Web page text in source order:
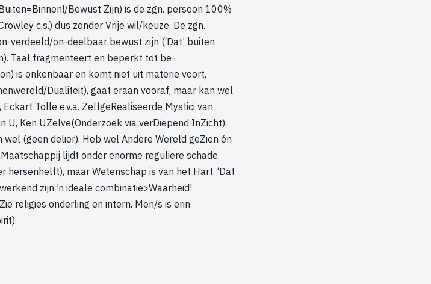
Bewust Zijn) is de zgn. persoon 100%
c.s.) dus zonder Vrije wil/keuze. De zgn.
verdeeld/on-deelbaar bewust zijn (‘Dat’ buiten
Taal fragmenteert en beperkt tot be-
is onkenbaar en komt niet uit materie voort,
Dualiteit), gaat eraan vooraf, maar kan wel
Tolle e.v.a. ZelfgeRealiseerde Mystici van
U, Ken UZelve(Onderzoek via verDiepend InZicht).
(geen delier). Heb wel Andere Wereld geZien én
lijdt onder enorme reguliere schade.
hersenhelft), maar Wetenschap is van het Hart, ‘Dat
zijn ’n ideale combinatie>Waarheid!
religies onderling en intern. Men/s is erin